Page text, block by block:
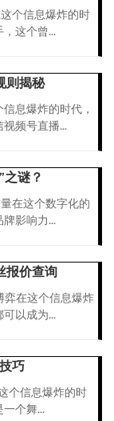
个信息爆炸的时
这个曾...
则揭秘
息爆炸的时代，
频号直播...
之谜？
在这个数字化的
影响力...
报价查询
在这个信息爆炸
以成为...
巧
个信息爆炸的时
个舞...